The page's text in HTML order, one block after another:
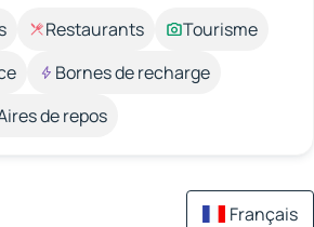
Restaurants
Tourisme
Bornes de recharge
de repos
Français